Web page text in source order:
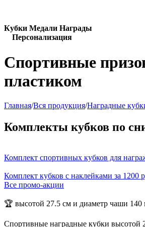
Кубки Медали Награды
Персонализация
Спортивные
пластиком
Главная/Вся продукция/Наградные
Комплекты кубков по
Комплект спортивных кубков для
Комплект кубков с наклейками за 1200
Все промо-акции
🏆 высотой 27.5 см и диаметр чаши 140
Спортивные наградные кубки высотой